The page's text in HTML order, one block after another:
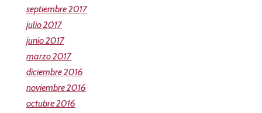
septiembre 2017
julio 2017
junio 2017
marzo 2017
diciembre 2016
noviembre 2016
octubre 2016